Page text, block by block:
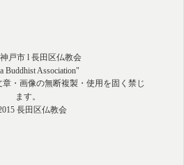
戸市 l 長田区仏教会
Buddhist Association"
・画像の無断複製・使用を固く禁じ
ます。
長田区仏教会